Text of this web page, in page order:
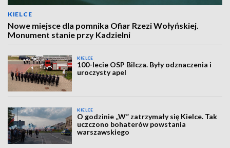
KIELCE
Nowe miejsce dla pomnika Ofiar Rzezi Wołyńskiej.
Monument stanie przy Kadzielni
KIELCE
100-lecie OSP Bilcza. Były odznaczenia i
uroczysty apel
KIELCE
O godzinie „W” zatrzymały się Kielce. Tak
uczczono bohaterów powstania
warszawskiego